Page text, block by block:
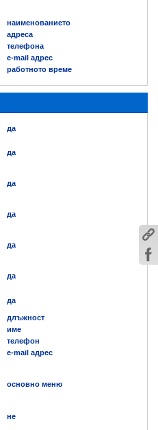
наименованието
адреса
телефона
e-mail адрес
работното време
да
да
да
да
да
да
да
длъжност
име
телефон
e-mail адрес
основно меню
не